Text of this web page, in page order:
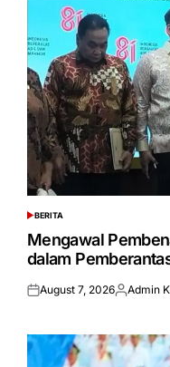
POSTED
IN
BERITA
Mengawal
dalam
Posted
August 7, 2026Posted
Admin